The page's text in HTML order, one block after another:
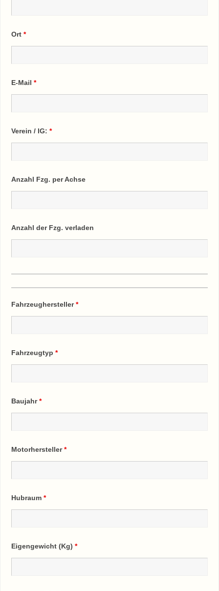
Ort *
E-Mail *
Verein / IG: *
Anzahl Fzg. per Achse
Anzahl der Fzg. verladen
Fahrzeughersteller*
Fahrzeugtyp *
Baujahr*
Motorhersteller*
Hubraum *
Eigengewicht (Kg) *